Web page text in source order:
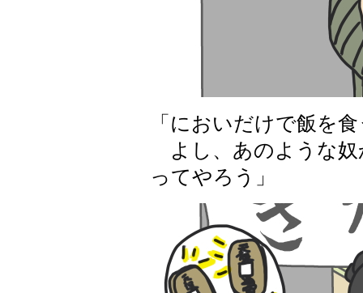
「においだけで飯を
よし、あのような奴
ってやろう」